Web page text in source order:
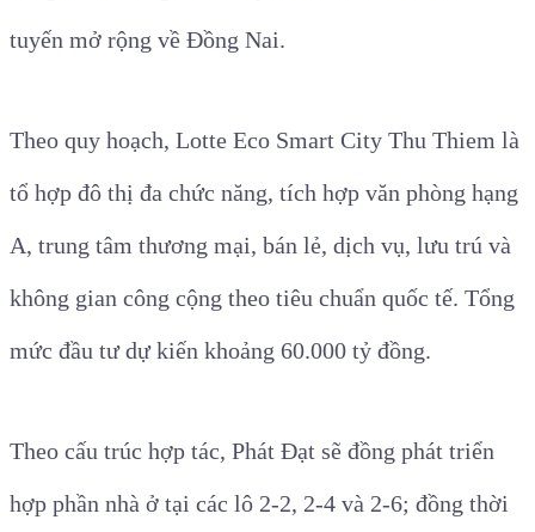
tuyến mở rộng về Đồng Nai.
Theo quy hoạch, Lotte Eco Smart City Thu Thiem là
tổ hợp đô thị đa chức năng, tích hợp văn phòng hạng
A, trung tâm thương mại, bán lẻ, dịch vụ, lưu trú và
không gian công cộng theo tiêu chuẩn quốc tế. Tổng
mức đầu tư dự kiến khoảng 60.000 tỷ đồng.
Theo cấu trúc hợp tác, Phát Đạt sẽ đồng phát triển
hợp phần nhà ở tại các lô 2-2, 2-4 và 2-6; đồng thời